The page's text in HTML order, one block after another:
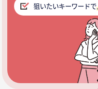
狙いたいキーワードで